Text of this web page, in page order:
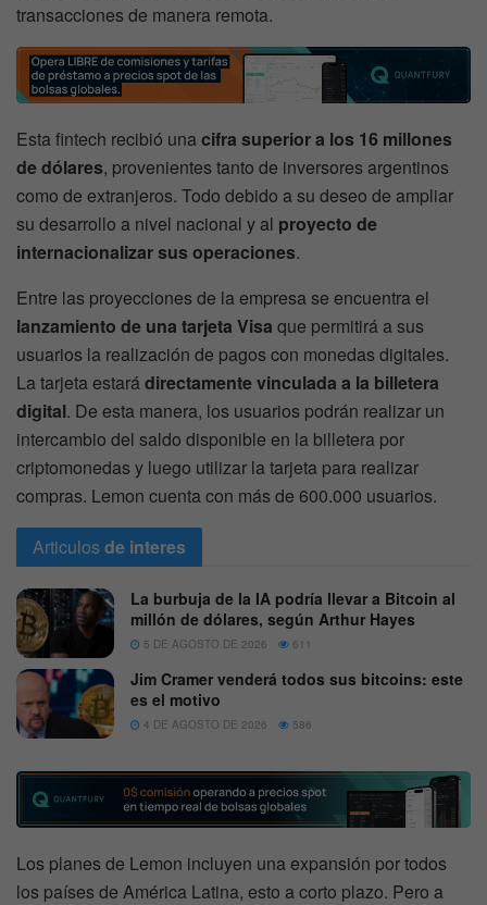
transacciones de manera remota.
Esta fintech recibió unacifra superior a los 16 millones
de dólares, provenientes tanto de inversores argentinos
como de extranjeros. Todo debido a su deseo de ampliar
su desarrollo a nivel nacional y al proyecto de
internacionalizar sus operaciones.
Entre las proyecciones de la empresa se encuentra el
lanzamiento de una tarjeta Visa que permitirá a sus
usuarios la realización de pagos con monedas digitales.
La tarjeta estarádirectamente vinculada a la billetera
digital. De esta manera, los usuarios podrán realizar un
intercambio del saldo disponible en la billetera por
criptomonedas y luego utilizar la tarjeta para realizar
compras. Lemon cuenta con más de 600.000 usuarios.
Articulosde interes
La burbuja de la IA podría llevar a Bitcoin al
millón de dólares, según Arthur Hayes
5 DE AGOSTO DE 2026 611
Jim Cramer venderá todos sus bitcoins: este
es el motivo
4 DE AGOSTO DE 2026 586
Los planes de Lemon incluyen una expansión por todos
los países de América Latina, esto a corto plazo. Pero a